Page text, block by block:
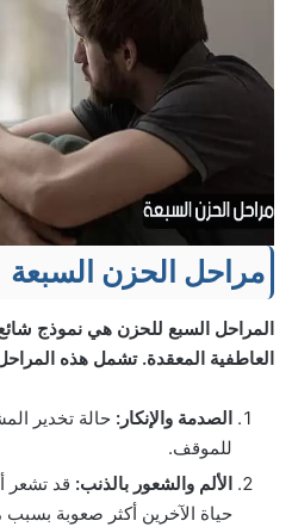
مراحل الحزن السبعة
المراحل السبع للحزن هي نموذج
العاطفية المعقدة. تشمل هذه
الصدمة والإنكار: حالة تخدير
للموقف.
الألم والشعور بالذنب: قد تشعر
حياة الآخرين أكثر صعوبة